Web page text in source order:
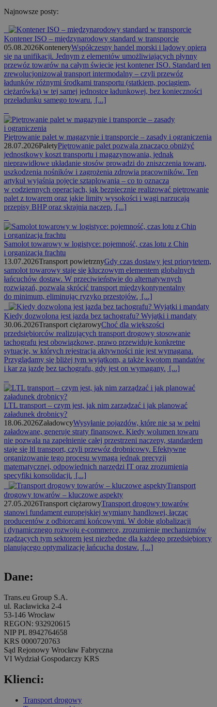
Najnowsze posty:
Kontener ISO – międzynarodowy standard w transporcie
05.08.2026KonteneryWspółczesny handel morski i lądowy opiera
się na unifikacji. Jednym z elementów umożliwiających płynny
przewóz towarów na całym świecie jest kontener ISO. Standard ten
zrewolucjonizował transport intermodalny – czyli przewóz
ładunków różnymi środkami transportu (statkiem, pociągiem,
ciężarówką) w tej samej jednostce ładunkowej, bez konieczności
przeładunku samego towaru. [...]
Piętrowanie palet w magazynie i transporcie – zasady i ograniczenia
28.07.2026PaletyPiętrowanie palet pozwala znacząco obniżyć
jednostkowy koszt transportu i magazynowania, jednak
nieprawidłowe układanie stosów prowadzi do zniszczenia towaru,
uszkodzenia nośników i zagrożenia zdrowia pracowników. Ten
artykuł wyjaśnia pojęcie sztaplowania – co to oznacza
w codziennych operacjach, jak bezpiecznie realizować piętrowanie
palet z towarem oraz jakie limity wysokości i wagi narzucają
przepisy BHP oraz skrajnia naczep. [...]
Samolot towarowy w logistyce: pojemność, czas lotu z Chin
i organizacja frachtu
13.07.2026Transport powietrznyGdy czas dostawy jest priorytetem,
samolot towarowy staje się kluczowym elementem globalnych
łańcuchów dostaw. W przeciwieństwie do alternatywnych
rozwiązań, pozwala skrócić transport międzykontynentalny
do minimum, eliminując ryzyko przestojów. [...]
Kiedy dozwolona jest jazda bez tachografu? Wyjątki i mandaty
30.06.2026Transport ciężarowyChoć dla większości
przedsiębiorców realizujących transport drogowy stosowanie
tachografu jest obowiązkowe, prawo przewiduje konkretne
sytuacje, w których rejestracja aktywności nie jest wymagana.
Przyglądamy się bliżej tym wyjątkom, a także kwotom mandatów
i kar za jazdę bez tachografu, gdy jest on wymagany. [...]
LTL transport – czym jest, jak nim zarządzać i jak planować
załadunek drobnicy?
18.06.2026ZaładowcyWysyłanie pojazdów, które nie są w pełni
załadowane, generuje straty finansowe. Kiedy wolumen towaru
nie pozwala na zapełnienie całej przestrzeni naczepy, standardem
staje się ltl transport, czyli przewóz drobnicowy. Efektywne
organizowanie tego procesu wymaga jednak precyzji
matematycznej, odpowiednich narzędzi IT oraz zrozumienia
specyfiki konsolidacji. [...]
Transport
drogowy towarów – kluczowe aspekty
27.05.2026Transport ciężarowyTransport drogowy towarów
stanowi fundament europejskiej wymiany handlowej, łącząc
producentów z odbiorcami końcowymi. W dobie globalizacji
i dynamicznego rozwoju e-commerce, zrozumienie mechanizmów
rządzących tym sektorem jest niezbędne dla każdego przedsiębiorcy
planującego optymalizację łańcucha dostaw. [...]
Dane:
Trans.eu Group S.A.
ul. Racławicka 2-4
53-146 Wrocław
REGON: 932920615
NIP PL 8942764658
KRS 0000720763
Sąd Rejonowy Wrocław Fabryczna
VI Wydział Gospodarczy KRS
Klienci:
Transport drogowy